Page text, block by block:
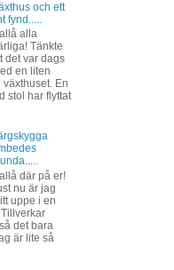
och ett
fynd.....
alla
Tänkte
det var dags
en liten
växthuset. En
stol har flyttat
där på er!
nu är jag
uppe i en
det bara
är lite så